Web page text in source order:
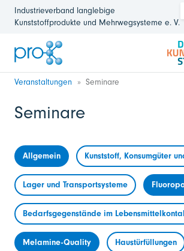
Industrieverband langlebige
Kunststoffprodukte und Mehrwegsysteme e. V.
Veranstaltungen Seminare
Seminare
Allgemein Kunststoff, Konsumgüter
Lager und Transportsysteme
Bedarfsgegenstände im
Melamine-Quality Haustürfüllungen